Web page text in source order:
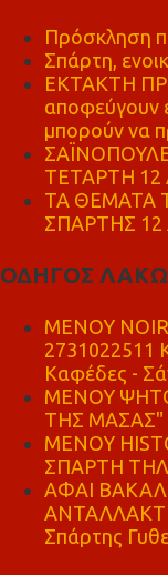
Πρόσκληση
Σπάρτη,
ΕΚΤΑΚΤΗ
αποφεύγουν
μπορούν να
ΤΕΤΑΡΤΗ 12
ΤΑ ΘΕΜΑΤΑ
ΣΠΑΡΤΗΣ 12
ΟΔΗΓΟΣ
MENOY
Καφέδες -
ΜΕΝΟΥ
ΤΗΣ ΜΑΣΑΣ"
ΜΕΝΟΥ
ΣΠΑΡΤΗ ΤΗΛ.
ΑΦΑΙ
Σπάρτης